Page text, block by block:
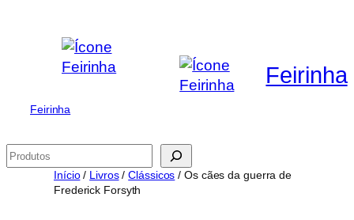
conteúdo
Feirinha
Feirinha
Pesquisar
Início/ Livros/Clássicos / Os cães da guerra de
Frederick Forsyth